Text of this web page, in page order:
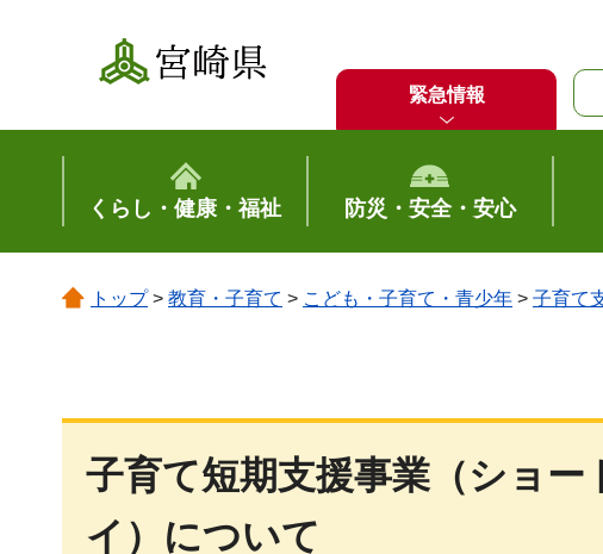
宮崎県
緊急情報
くらし・健康・福祉 防災・安全・安心
トップ> 教育・子育て > こども・子育て・青少年 > 子育て
子育て短期支援事業（ショ
イ）について